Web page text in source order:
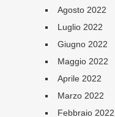
Agosto 2022
Luglio 2022
Giugno 2022
Maggio 2022
Aprile 2022
Marzo 2022
Febbraio 2022